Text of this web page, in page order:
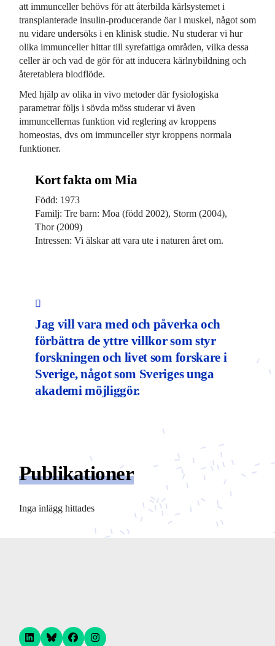
att immunceller behövs för att återbilda kärlsystemet i
transplanterade insulin-producerande öar i muskel, något som
nu vidare undersöks i en klinisk studie. Nu studerar vi hur
olika immunceller hittar till syrefattiga områden, vilka dessa
celler är och vad de gör för att inducera kärlnybildning och
återetablera blodflöde.
Med hjälp av olika in vivo metoder där fysiologiska
parametrar följs i sövda möss studerar vi även
immuncellernas funktion vid reglering av kroppens
homeostas, dvs om immunceller styr kroppens normala
funktioner.
Kort fakta om Mia
Född: 1973
Familj: Tre barn: Moa (född 2002), Storm (2004),
Thor (2009)
Intressen: Vi älskar att vara ute i naturen året om.
Jag vill vara med och påverka och
förbättra de yttre villkor som styr
forskningen och livet som forskare i
Sverige, något som Sveriges unga
akademi möjliggör.
Publikationer
Inga inlägg hittades